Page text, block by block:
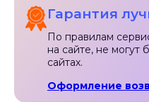
Гарантия
По правилам
на сайте, не могут
сайтах.
Оформление